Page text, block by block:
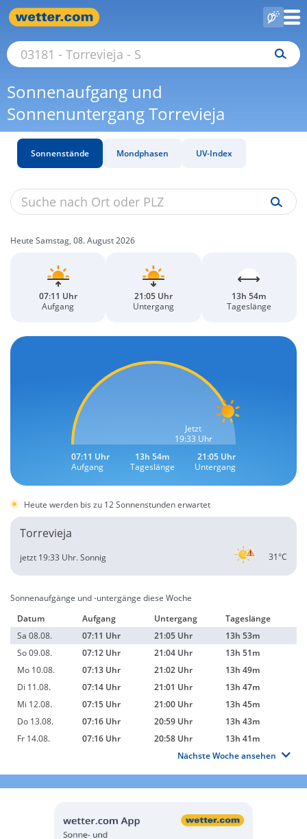
Sonnenaufgang und
Sonnenuntergang Torrevieja
Sonnenstände Mondphasen UV-Index
Heute Samstag, 08. August 2026
07:11 Uhr
Aufgang
21:05 Uhr
Untergang
13h 54m
Tageslänge
Jetzt
19:33 Uhr
07:11 Uhr
Aufgang
13h 54m
Tageslänge
21:05 Uhr
Untergang
Heute werden bis zu 12 Sonnenstunden erwartet
Torrevieja
31°C
jetzt 19:33 Uhr.Sonnig
Sonnenaufgänge und -untergänge diese Woche
Datum
Aufgang Untergang
Tageslänge
Sa 08.08.
07:11 Uhr 21:05 Uhr
13h 53m
So 09.08.
07:12 Uhr 21:04 Uhr
13h 51m
Mo 10.08.
07:13 Uhr 21:02 Uhr
13h 49m
Di 11.08.
07:14 Uhr 21:01 Uhr
13h 47m
Mi 12.08.
07:15 Uhr 21:00 Uhr
13h 45m
Do 13.08.
07:16 Uhr 20:59 Uhr
13h 43m
Fr 14.08.
07:16 Uhr 20:58 Uhr
13h 41m
Nächste Woche ansehen